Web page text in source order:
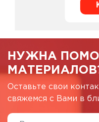
НУЖНА
Оставьте свои
свяжемся с Вами в